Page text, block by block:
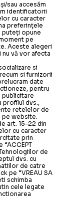
Fetai nu e în lotul
sau accesăm
identificatorii
cu caracter
preferințele
puteți opune
pe
Aceste alegeri
vă vor afecta
si
si furnizorii
date
pentru
publicitare
profilul dvs.,
retelelor de
pe website.
art. 15-22 din
cu caracter
prin
“ACCEPT
de
dvs. cu
de catre
pe “VREAU SA
schimba
cele legate